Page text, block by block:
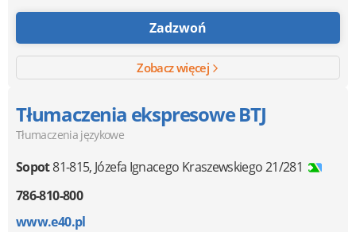
Zadzwoń
Zobacz więcej
Tłumaczenia ekspresowe BTJ
Tłumaczenia językowe
Sopot81-815, Józefa Ignacego Kraszewskiego 21/281
786-810-800
www.e40.pl